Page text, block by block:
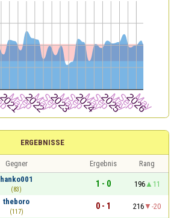
ERGEBNISSE
Gegner Ergebnis
Rang
hanko001
(83)
1 - 0 196
11
theboro
(117)
0 - 1 216
-20